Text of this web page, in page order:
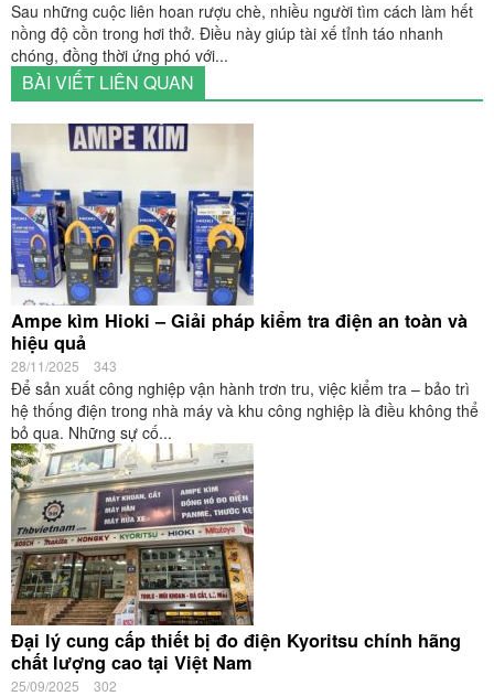
Sau những cuộc liên hoan rượu chè, nhiều người tìm cách làm hết
nồng độ cồn trong hơi thở. Điều này giúp tài xế tỉnh táo nhanh
chóng, đồng thời ứng phó với...
BÀI VIẾT LIÊN QUAN
Ampe kìm Hioki – Giải pháp kiểm tra điện an toàn và
hiệu quả
28/11/2025 343
Để sản xuất công nghiệp vận hành trơn tru, việc kiểm tra – bảo trì
hệ thống điện trong nhà máy và khu công nghiệp là điều không thể
bỏ qua. Những sự cố...
Đại lý cung cấp thiết bị đo điện Kyoritsu chính hãng
chất lượng cao tại Việt Nam
25/09/2025 302